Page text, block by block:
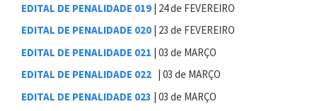
EDITAL DE PENALIDADE 019 | 24 de FEVEREIRO
EDITAL DE PENALIDADE 020 | 23 de FEVEREIRO
EDITAL DE PENALIDADE 021 | 03 de MARÇO
EDITAL DE PENALIDADE 022 | 03 de MARÇO
EDITAL DE PENALIDADE 023 | 03 de MARÇO